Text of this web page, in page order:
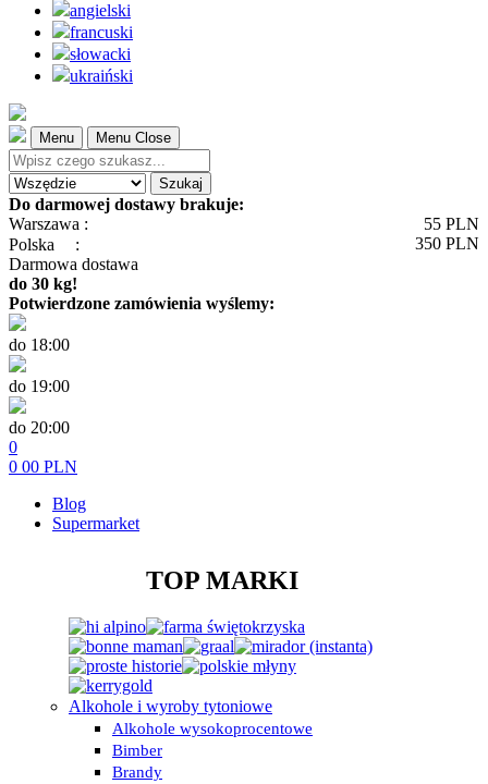
angielski
francuski
słowacki
ukraiński
Menu Menu Close
Szukaj
Do darmowej dostawy brakuje:
Warszawa :
55 PLN
Polska
: 350 PLN
Darmowa dostawa
do 30 kg!
Potwierdzone zamówienia wyślemy:
do 18:00
do 19:00
do 20:00
0
0 00 PLN
Blog
Supermarket
TOP MARKI
Alkohole i wyroby tytoniowe
Alkohole wysokoprocentowe
Bimber
Brandy